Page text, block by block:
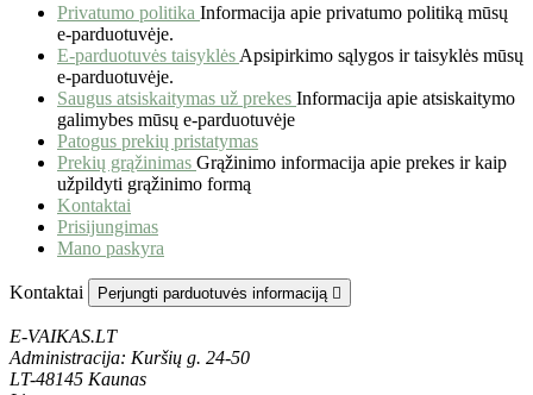
Privatumo politika Informacija apie privatumo politiką mūsų
e-parduotuvėje.
E-parduotuvės taisyklės Apsipirkimo sąlygos ir taisyklės mūsų
e-parduotuvėje.
Saugus atsiskaitymas už prekes Informacija apie atsiskaitymo
galimybes mūsų e-parduotuvėje
Patogus prekių pristatymas
Prekių grąžinimas Grąžinimo informacija apie prekes ir kaip
užpildyti grąžinimo formą
Kontaktai
Prisijungimas
Mano paskyra
Kontaktai Perjungti parduotuvės informaciją 
E-VAIKAS.LT
Administracija: Kuršių g. 24-50
LT-48145 Kaunas